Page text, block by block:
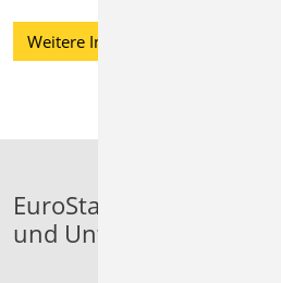
Weitere Informationen
EuroSta - Zulässige Über-
und Unterschreitung